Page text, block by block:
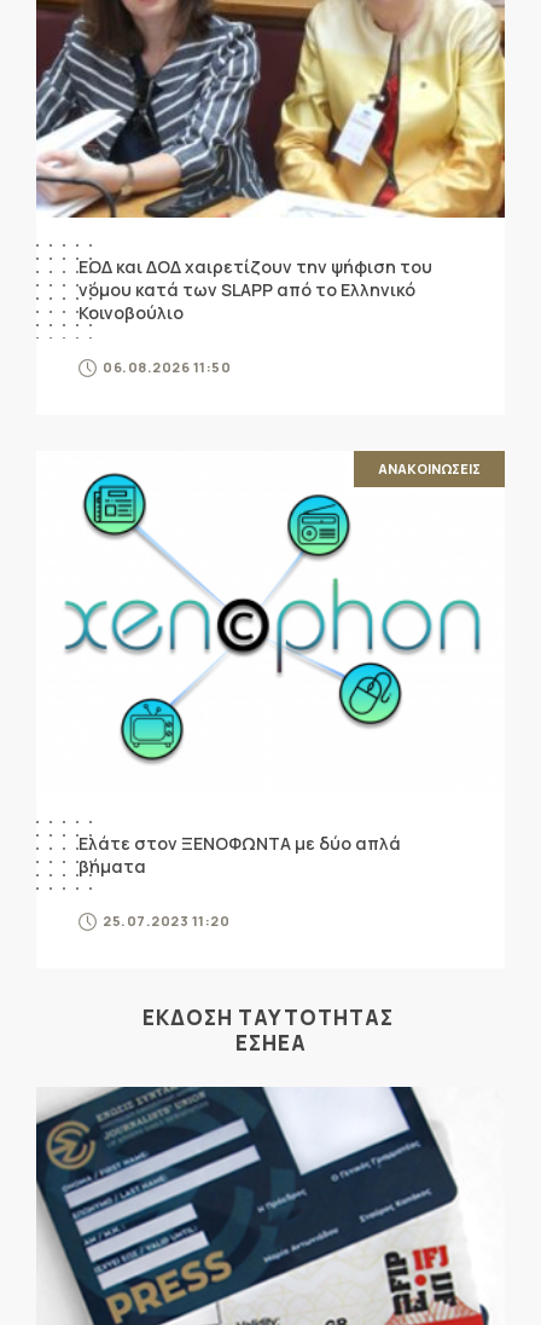
ΕΟΔ και ΔΟΔ χαιρετίζουν την ψήφιση του
νόμου κατά των SLAPP από το Ελληνικό
Κοινοβούλιο
06.08.2026 11:50
ΑΝΑΚΟΙΝΩΣΕΙΣ
Ελάτε στον ΞΕΝΟΦΩΝΤΑ με δύο απλά
βήματα
25.07.2023 11:20
ΕΚΔΟΣΗ ΤΑΥΤΟΤΗΤΑΣ
ΕΣΗΕΑ